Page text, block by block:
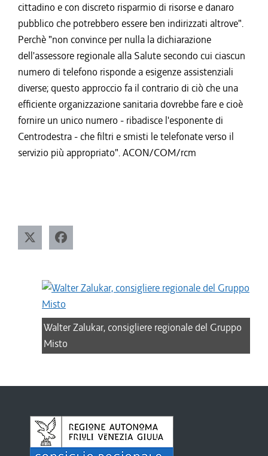
cittadino e con discreto risparmio di risorse e danaro
pubblico che potrebbero essere ben indirizzati altrove".
Perchè "non convince per nulla la dichiarazione
dell'assessore regionale alla Salute secondo cui ciascun
numero di telefono risponde a esigenze assistenziali
diverse; questo approccio fa il contrario di ciò che una
efficiente organizzazione sanitaria dovrebbe fare e cioè
fornire un unico numero - ribadisce l'esponente di
Centrodestra - che filtri e smisti le telefonate verso il
servizio più appropriato". ACON/COM/rcm
Walter Zalukar, consigliere regionale del Gruppo
Misto